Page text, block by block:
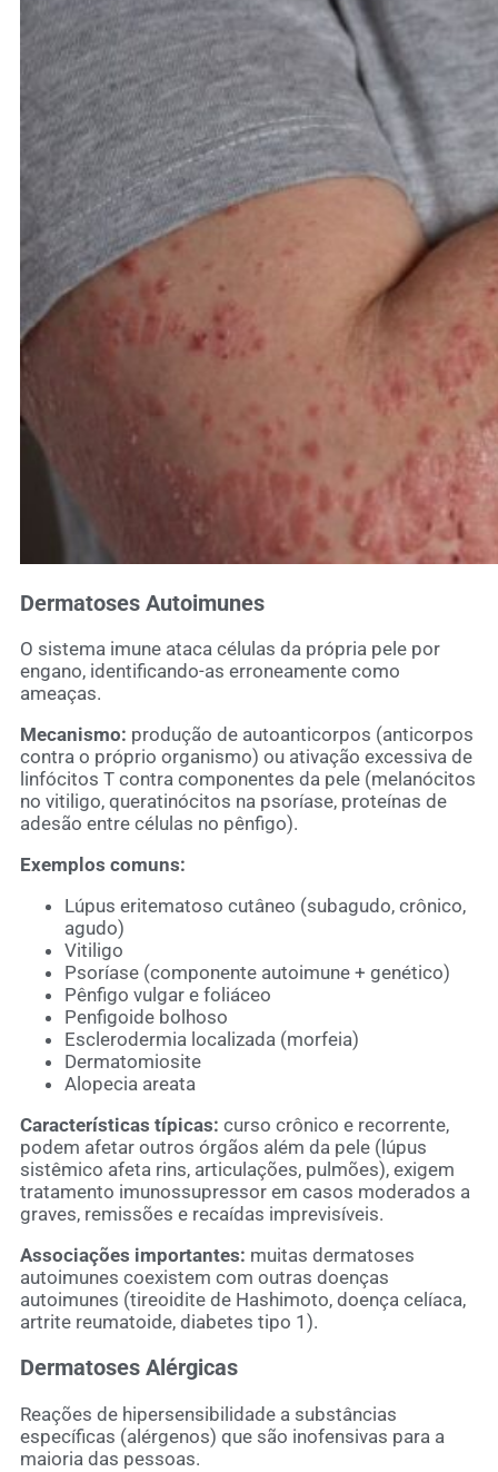
Dermatoses Autoimunes
O sistema imune ataca células da própria pele por
engano, identificando-as erroneamente como
ameaças.
Mecanismo: produção de autoanticorpos (anticorpos
contra o próprio organismo) ou ativação excessiva de
linfócitos T contra componentes da pele (melanócitos
no vitiligo, queratinócitos na psoríase, proteínas de
adesão entre células no pênfigo).
Exemplos comuns:
Lúpus eritematoso cutâneo (subagudo, crônico,
agudo)
Vitiligo
Psoríase (componente autoimune + genético)
Pênfigo vulgar e foliáceo
Penfigoide bolhoso
Esclerodermia localizada (morfeia)
Dermatomiosite
Alopecia areata
Características típicas: curso crônico e recorrente,
podem afetar outros órgãos além da pele (lúpus
sistêmico afeta rins, articulações, pulmões), exigem
tratamento imunossupressor em casos moderados a
graves, remissões e recaídas imprevisíveis.
Associações importantes: muitas dermatoses
autoimunes coexistem com outras doenças
autoimunes (tireoidite de Hashimoto, doença celíaca,
artrite reumatoide, diabetes tipo 1).
Dermatoses Alérgicas
Reações de hipersensibilidade a substâncias
específicas (alérgenos) que são inofensivas para a
maioria das pessoas.